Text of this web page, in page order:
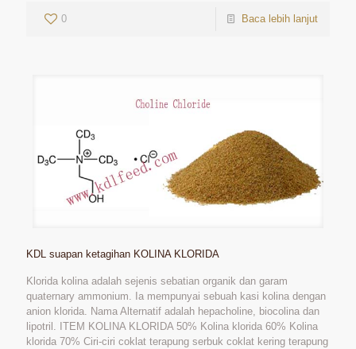
0 Baca lebih lanjut
KDL suapan ketagihan KOLINA KLORIDA
Klorida kolina adalah sejenis sebatian organik dan garam
quaternary ammonium. Ia mempunyai sebuah kasi kolina dengan
anion klorida. Nama Alternatif adalah hepacholine, biocolina dan
lipotril. ITEM KOLINA KLORIDA 50% Kolina klorida 60% Kolina
klorida 70% Ciri-ciri coklat terapung serbuk coklat kering terapung